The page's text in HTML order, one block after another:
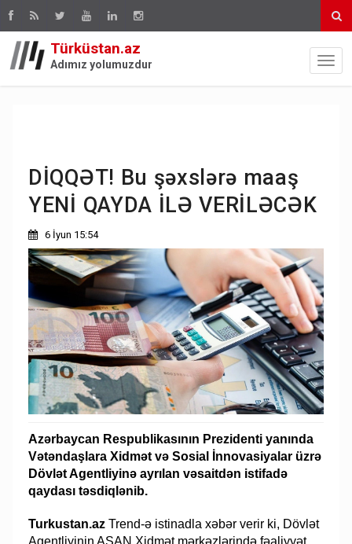
Türküstan.az
Adımız yolumuzdur
DİQQƏT! Bu şəxslərə maaş
YENİ QAYDA İLƏ VERİLƏCƏK
6 İyun 15:54
Azərbaycan Respublikasının Prezidenti yanında
Vətəndaşlara Xidmət və Sosial İnnovasiyalar üzrə
Dövlət Agentliyinə ayrılan vəsaitdən istifadə
qaydası təsdiqlənib.
Turkustan.azTrend-ə istinadla xəbər verir ki, Dövlət